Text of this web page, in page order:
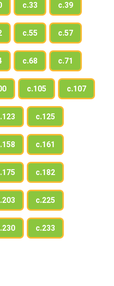
с.33 с.39
с.55 с.57
с.68 с.71
с.105 с.107
с.125
с.161
с.182
с.225
с.233